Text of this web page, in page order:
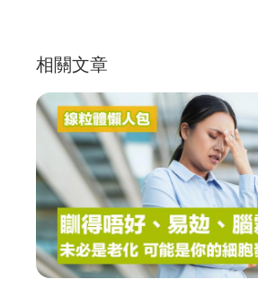
相關文章